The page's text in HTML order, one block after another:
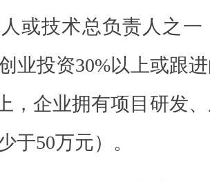
或技术总负责人之
业投资30%以上或跟
，企业拥有项目研发
于50万元） 。